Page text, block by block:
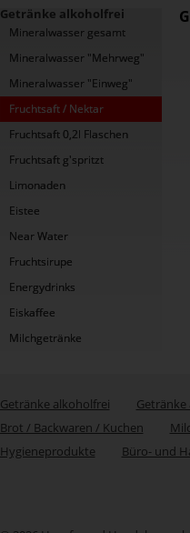
Getränke alkoholfrei
Mineralwasser gesamt
Mineralwasser "Mehrweg"
Mineralwasser "Einweg"
Fruchtsaft / Nektar
Fruchtsaft 0,2l Flaschen
Fruchtsaft g'spritzt
Limonaden
Eistee
Near Water
Fruchtsirupe
Energydrinks
Eiskaffee
Milchgetränke
Getränke alkoholfrei
Brot / Backwaren / Kuchen
Hygieneprodukte
Büro- und